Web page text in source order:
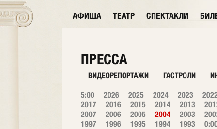
АФИША ТЕАТР СПЕКТАКЛИ
ПРЕССА
ВИДЕОРЕПОРТАЖИ ГАСТРОЛИ
5:00 2026 2025 2024 2023
2017
2016 2015 2014 2013
2007
2006 2005 2004 2003
1997
1996 1995 1994 1993